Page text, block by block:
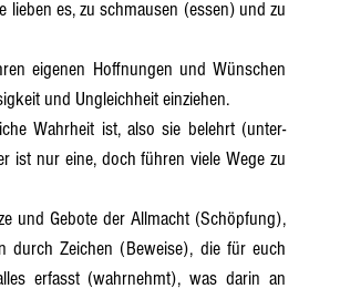
Abschnitt 18 Abschnitt 19
es, zu schmausen (essen) und zu
und Ungleichheit einziehen.
ist nur eine, doch führen viele Wege zu
durch Zeichen (Beweise), die für euch
erfasst (wahrnehmt), was darin an